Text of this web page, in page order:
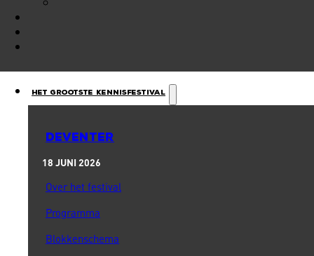
Het Grootste Kennisfestival
DEVENTER
18 JUNI 2026
Over het festival
Programma
Blokkenschema